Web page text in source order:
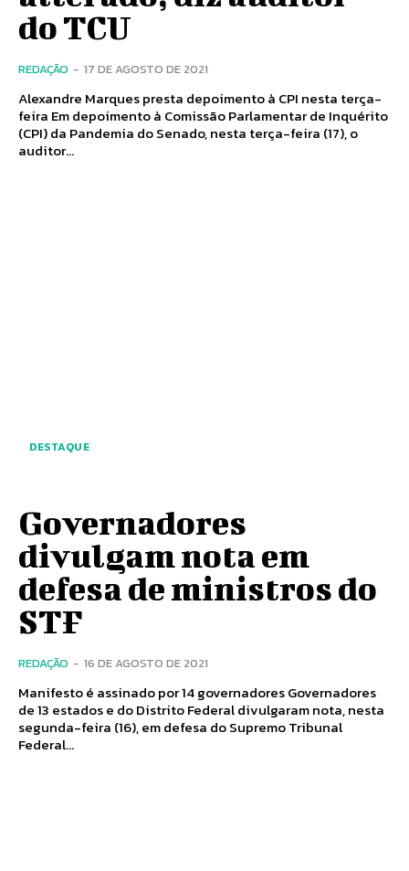
do TCU
REDAÇÃO - 17 DE AGOSTO DE 2021
Alexandre Marques presta depoimento à CPI nesta terça-
feira Em depoimento à Comissão Parlamentar de Inquérito
(CPI) da Pandemia do Senado, nesta terça-feira (17), o
auditor...
DESTAQUE
Governadores
divulgam nota em
defesa de ministros do
STF
REDAÇÃO - 16 DE AGOSTO DE 2021
Manifesto é assinado por 14 governadores Governadores
de 13 estados e do Distrito Federal divulgaram nota, nesta
segunda-feira (16), em defesa do Supremo Tribunal
Federal...